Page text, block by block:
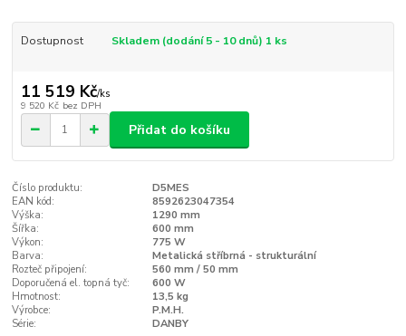
Dostupnost Skladem (dodání 5 - 10 dnů) 1 ks
11 519 Kč/ks
9 520 Kč bez DPH
Přidat do košíku
Číslo produktu:
D5MES
EAN kód:
8592623047354
Výška:
1290 mm
Šířka:
600 mm
Výkon:
775 W
Barva:
Metalická stříbrná - strukturální
Rozteč připojení:
560 mm / 50 mm
Doporučená el. topná tyč:
600 W
Hmotnost:
13,5 kg
Výrobce:
P.M.H.
Série:
DANBY